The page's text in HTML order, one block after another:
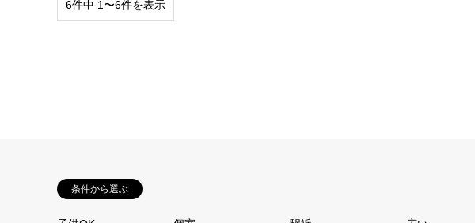
6件中 1〜6件を表示
条件から選ぶ